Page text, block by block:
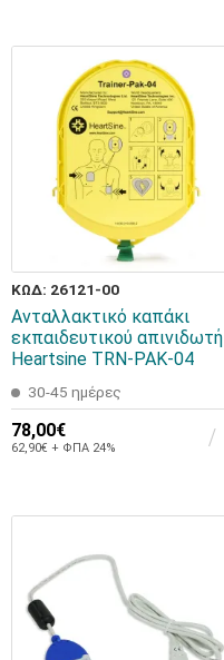
ΚΩΔ: 26121-00
Ανταλλακτικό καπάκι
εκπαιδευτικού απινιδωτή
Heartsine TRN-PAK-04
30-45 ημέρες
78,00€
62,90€ + ΦΠΑ 24%